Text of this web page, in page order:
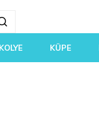
KOLYE KÜPE